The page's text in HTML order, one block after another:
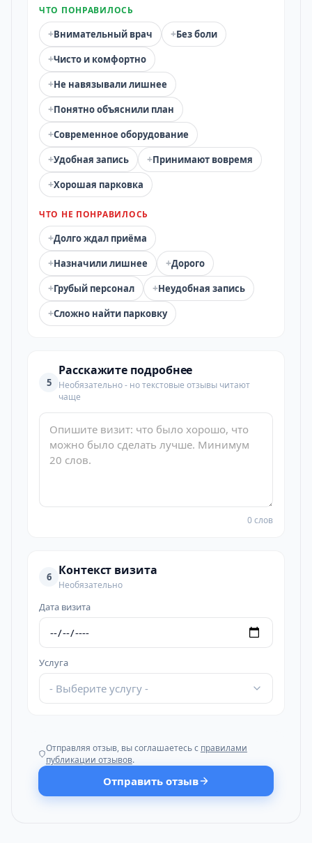
ЧТО ПОНРАВИЛОСЬ
+Внимательный врач +Без боли
+Чисто и комфортно
+Не навязывали лишнее
+Понятно объяснили план
+Современное оборудование
+Удобная запись +Принимают вовремя
+Хорошая парковка
ЧТО НЕ ПОНРАВИЛОСЬ
+Долго ждал приёма
+Назначили лишнее +Дорого
+Грубый персонал +Неудобная запись
+Сложно найти парковку
5
Расскажите подробнее
Необязательно - но текстовые отзывы читают
чаще
0 слов
6 Контекст визита
Необязательно
Дата визита
Услуга
- Выберите услугу -
Отправляя отзыв, вы соглашаетесь с правилами
публикации отзывов.
Отправить отзыв